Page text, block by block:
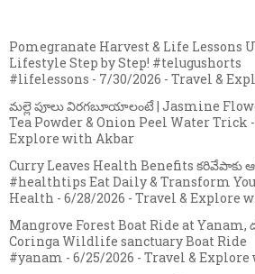
Pomegranate Harvest & Life Lessons
Lifestyle Step by Step! #telugushorts
#lifelessons - 7/30/2026 - Travel &
మల్లె పూలు విరగబూయాలంటే | Jasmine
Tea Powder & Onion Peel Water Trick
Explore with Akbar
Curry Leaves Health Benefits కరివేపాకు
#healthtips Eat Daily & Transform
Health - 6/28/2026 - Travel & Explore
Mangrove Forest Boat Ride at
Coringa Wildlife sanctuary Boat Ride
#yanam - 6/25/2026 - Travel &